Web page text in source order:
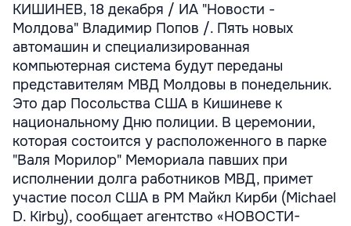
КИШИНЕВ, 18 декабря / ИА "Новости -
Молдова" Владимир Попов /. Пять новых
автомашин и специализированная
компьютерная система будут переданы
представителям МВД Молдовы в понедельник.
Это дар Посольства США в Кишиневе к
национальному Дню полиции. В церемонии,
которая состоится у расположенного в парке
"Валя Морилор" Мемориала павших при
исполнении долга работников МВД, примет
участие посол США в РМ Майкл Кирби (Michael
D. Kirby), сообщает агентство «НОВОСТИ-